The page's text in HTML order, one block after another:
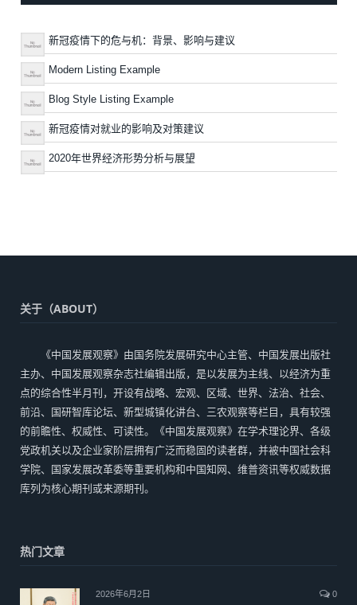
新冠疫情下的危与机：背景、影响与建议
Modern Listing Example
Blog Style Listing Example
新冠疫情对就业的影响及对策建议
2020年世界经济形势分析与展望
关于（ABOUT）
《中国发展观察》由国务院发展研究中心主管、中国发展出版社
主办、中国发展观察杂志社编辑出版，是以发展为主线、以经济为重
点的综合性半月刊，开设有战略、宏观、区域、世界、法治、社会、
前沿、国研智库论坛、新型城镇化讲台、三农观察等栏目，具有较强
的前瞻性、权威性、可读性。《中国发展观察》在学术理论界、各级
党政机关以及企业家阶层拥有广泛而稳固的读者群，并被中国社会科
学院、国家发展改革委等重要机构和中国知网、维普资讯等权威数据
库列为核心期刊或来源期刊。
热门文章
2026年6月2日 0